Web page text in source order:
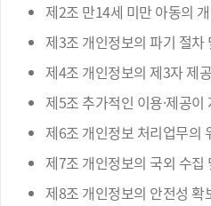
제2조 만14세 미만 아동의
제3조 개인정보의 파기 절차
제4조 개인정보의 제3자 제
제5조 추가적인 이용·제공
제6조 개인정보 처리업무의
제7조 개인정보의 국외 수집
제8조 개인정보의 안전성 확